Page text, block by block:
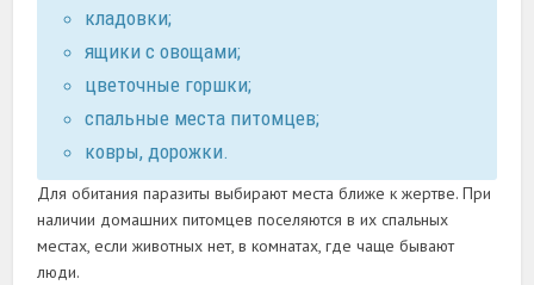
кладовки;
ящики с овощами;
цветочные горшки;
спальные места питомцев;
ковры, дорожки.
Для обитания паразиты выбирают места ближе к жертве. При
наличии домашних питомцев поселяются в их спальных
местах, если животных нет, в комнатах, где чаще бывают
люди.